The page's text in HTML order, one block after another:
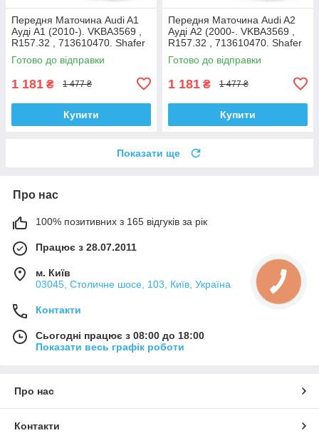
Передня Маточина Audi A1
Ауді А1 (2010-). VKBA3569 ,
R157.32 , 713610470. Shafer
Австрія
Готово до відправки
1 181 ₴ 1 477 ₴
Купити
Передня Маточина Audi A2
Ауді А2 (2000-. VKBA3569 ,
R157.32 , 713610470. Shafer
Австрія
Готово до відправки
1 181 ₴ 1 477 ₴
Купити
Показати ще
Про нас
100% позитивних з 165 відгуків за рік
Працює з 28.07.2011
м. Київ
03045, Столичне шосе, 103, Київ, Україна
Контакти
Сьогодні працює з 08:00 до 18:00
Показати весь графік роботи
Про нас
Контакти